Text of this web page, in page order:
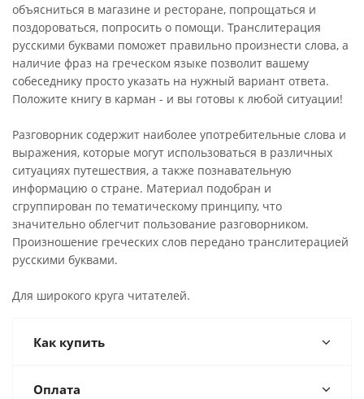
объясниться в магазине и ресторане, попрощаться и
поздороваться, попросить о помощи. Транслитерация
русскими буквами поможет правильно произнести слова, а
наличие фраз на греческом языке позволит вашему
собеседнику просто указать на нужный вариант ответа.
Положите книгу в карман - и вы готовы к любой ситуации!
Разговорник содержит наиболее употребительные слова и
выражения, которые могут использоваться в различных
ситуациях путешествия, а также познавательную
информацию о стране. Материал подобран и
сгруппирован по тематическому принципу, что
значительно облегчит пользование разговорником.
Произношение греческих слов передано транслитерацией
русскими буквами.
Для широкого круга читателей.
Как купить
Оплата